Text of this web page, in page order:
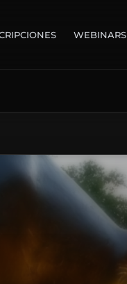
WEBINARS